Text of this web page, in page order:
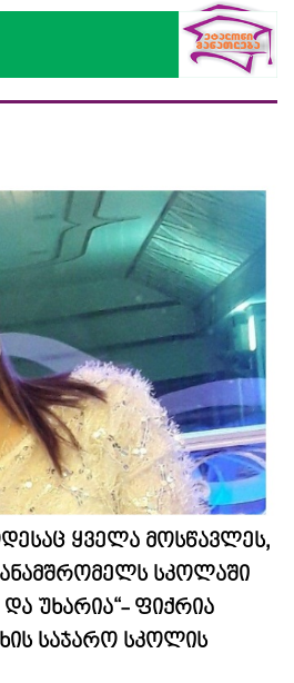
ყველა მოსწავლეს,
სკოლაში
და უხარია“- ფიქრია
საჯარო სკოლის